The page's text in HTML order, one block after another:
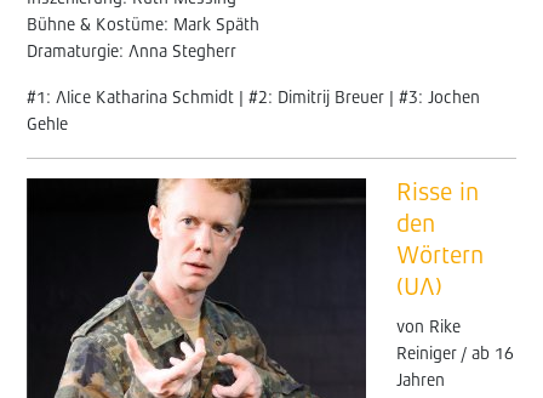
Bühne & Kostüme: Mark Späth
Dramaturgie: Anna Stegherr
#1: Alice Katharina Schmidt | #2: Dimitrij Breuer | #3: Jochen
Gehle
Risse in
den
Wörtern
(UA)
von Rike
Reiniger / ab 16
Jahren